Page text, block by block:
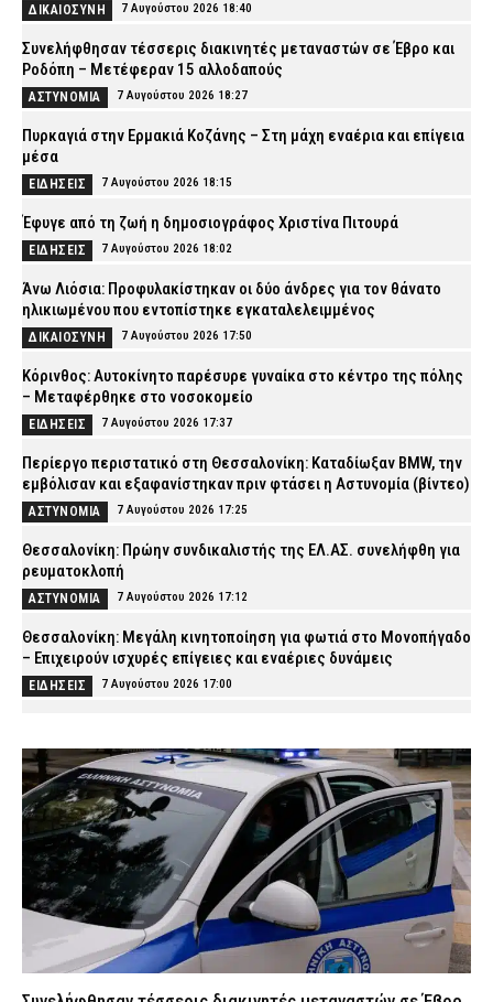
ΔΙΚΑΙΟΣΥΝΗ 7 Αυγούστου 2026 18:40
Συνελήφθησαν τέσσερις διακινητές μεταναστών σε Έβρο και
Ροδόπη – Μετέφεραν 15 αλλοδαπούς
ΑΣΤΥΝΟΜΙΑ 7 Αυγούστου 2026 18:27
Πυρκαγιά στην Ερμακιά Κοζάνης – Στη μάχη εναέρια και επίγεια
μέσα
ΕΙΔΗΣΕΙΣ 7 Αυγούστου 2026 18:15
Έφυγε από τη ζωή η δημοσιογράφος Χριστίνα Πιτουρά
ΕΙΔΗΣΕΙΣ 7 Αυγούστου 2026 18:02
Άνω Λιόσια: Προφυλακίστηκαν οι δύο άνδρες για τον θάνατο
ηλικιωμένου που εντοπίστηκε εγκαταλελειμμένος
ΔΙΚΑΙΟΣΥΝΗ 7 Αυγούστου 2026 17:50
Κόρινθος: Αυτοκίνητο παρέσυρε γυναίκα στο κέντρο της πόλης
– Μεταφέρθηκε στο νοσοκομείο
ΕΙΔΗΣΕΙΣ 7 Αυγούστου 2026 17:37
Περίεργο περιστατικό στη Θεσσαλονίκη: Καταδίωξαν BMW, την
εμβόλισαν και εξαφανίστηκαν πριν φτάσει η Αστυνομία (βίντεο)
ΑΣΤΥΝΟΜΙΑ 7 Αυγούστου 2026 17:25
Θεσσαλονίκη: Πρώην συνδικαλιστής της ΕΛ.ΑΣ. συνελήφθη για
ρευματοκλοπή
ΑΣΤΥΝΟΜΙΑ 7 Αυγούστου 2026 17:12
Θεσσαλονίκη: Μεγάλη κινητοποίηση για φωτιά στο Μονοπήγαδο
– Επιχειρούν ισχυρές επίγειες και εναέριες δυνάμεις
ΕΙΔΗΣΕΙΣ 7 Αυγούστου 2026 17:00
προχώρησε σε δωρεά ειδών ιματισμού στο Αστυνομικό Τμήμα
ΣΩΜΑΤΑ ΑΣΦΑΛΕΙΑΣ 7 Αυγούστου 2026 16:48
Κορινθία: Μήνυμα του 112 για φωτιά στο Στεφάνι –
«Παραμείνετε σε ετοιμότητα»
ΕΙΔΗΣΕΙΣ 7 Αυγούστου 2026 16:35
Πιερία: Συνελήφθησαν δύο άνδρες που διέρρηξαν ΙΧ και άρπαξαν
αντικείμενα αξίας άνω των 19.000 ευρώ
ΑΣΤΥΝΟΜΙΑ 7 Αυγούστου 2026 16:23